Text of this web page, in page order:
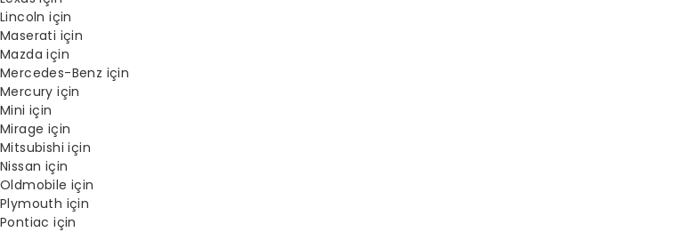
Lincoln için
Maserati için
Mazda için
Mercedes-Benz için
Mercury için
Mini için
Mirage için
Mitsubishi için
Nissan için
Oldmobile için
Plymouth için
Pontiac için